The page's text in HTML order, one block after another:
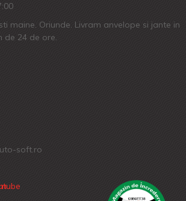
maine. Oriunde. Livram anvelope si jante in
24 de ore.
soft.ro